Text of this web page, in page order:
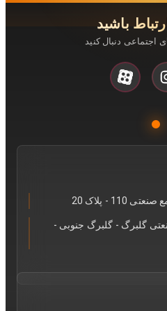
باشید
اجتماعی دنبال کنید
- پلاک 20
گلبرگ - گلبرگ جنوبی -